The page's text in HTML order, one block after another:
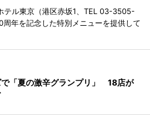
テル東京（港区赤坂1、TEL 03-3505-
周年を記念した特別メニューを提供して
で「夏の激辛グランプリ」 18店が